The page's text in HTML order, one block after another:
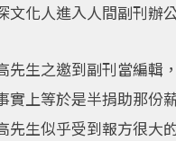
文化人進入人間副刊辦
先生之邀到副刊當編輯
實上等於是半捐助那份
先生似乎受到報方很大